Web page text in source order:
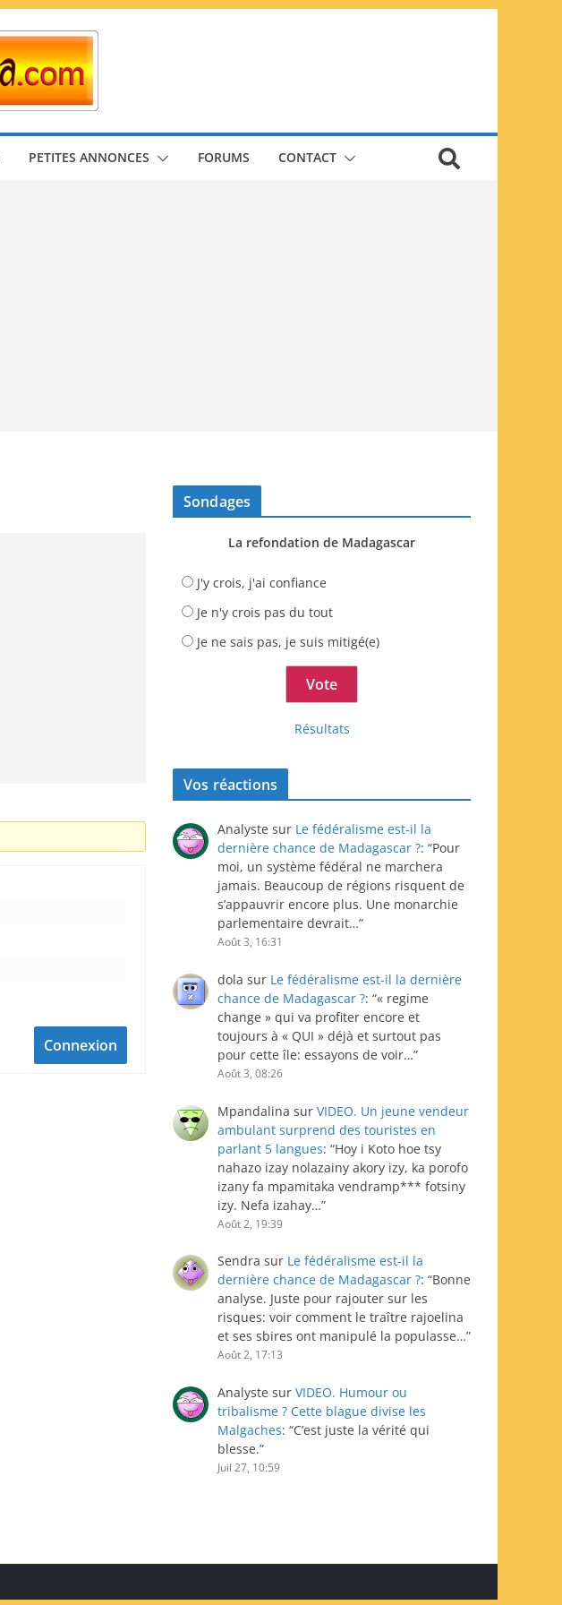
PETITES ANNONCES FORUMS CONTACT
Connexion
Sondages
La refondation de Madagascar
J'y crois, j'ai confiance
Je n'y crois pas du tout
Je ne sais pas, je suis mitigé(e)
Résultats
Vos réactions
Analyste sur Le fédéralisme est-il la
dernière chance de Madagascar ?: “Pour
moi, un système fédéral ne marchera
jamais. Beaucoup de régions risquent de
s’appauvrir encore plus. Une monarchie
parlementaire devrait…”
Août 3, 16:31
dola sur Le fédéralisme est-il la dernière
chance de Madagascar ?: “« regime
change » qui va profiter encore et
toujours à « QUI » déjà et surtout pas
pour cette île: essayons de voir…”
Août 3, 08:26
Mpandalina sur VIDEO. Un jeune vendeur
ambulant surprend des touristes en
parlant 5 langues: “Hoy i Koto hoe tsy
nahazo izay nolazainy akory izy, ka porofo
izany fa mpamitaka vendramp*** fotsiny
izy. Nefa izahay…”
Août 2, 19:39
Sendra sur Le fédéralisme est-il la
dernière chance de Madagascar ?: “Bonne
analyse. Juste pour rajouter sur les
risques: voir comment le traître rajoelina
et ses sbires ont manipulé la populasse…”
Août 2, 17:13
Analyste sur VIDEO. Humour ou
tribalisme ? Cette blague divise les
Malgaches: “C’est juste la vérité qui
blesse.”
Juil 27, 10:59